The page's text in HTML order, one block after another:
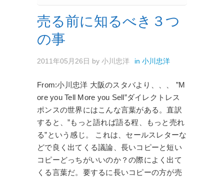
売る前に知るべき３つ
の事
2011年05月26日 by 小川忠洋 in 小川忠洋
From:小川忠洋 大阪のスタバより、、、 ”M
ore you Tell More you Sell”ダイレクトレス
ポンスの世界にはこんな言葉がある。直訳
すると、”もっと語れば語る程、もっと売れ
る”という感じ。 これは、セールスレターな
どで良く出てくる議論、長いコピーと短い
コピーどっちがいいのか？の際によく出て
くる言葉だ。要するに長いコピーの方が売